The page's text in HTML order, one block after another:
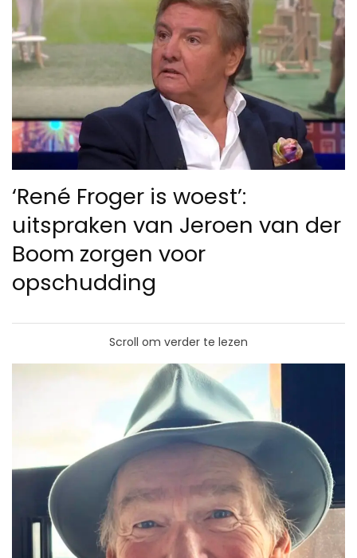
‘René Froger is woest’:
uitspraken van Jeroen van der
Boom zorgen voor
opschudding
Scroll om verder te lezen